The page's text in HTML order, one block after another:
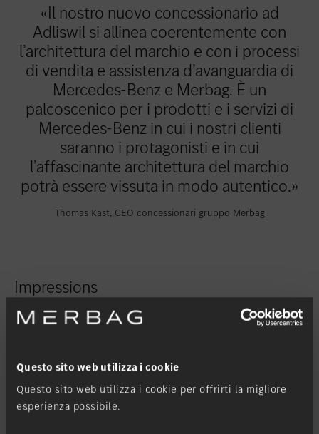
Questo sito web utilizza i cookie
Questo sito web utilizza i cookie per offrirti la migliore
esperienza possibile.
«Il nostro nuovo concessionario ad
Adliswil si allinea coerentemente con
l’architettura del marchio e con i processi
di vendita e assistenza d’avanguardia di
Mercedes-Benz e Merbag. È un
palcoscenico per i prodotti e i servizi di
Mercedes-Benz in cui i nostri clienti
saranno i protagonisti e in cui
l’affascinante architettura del marchio
potrà essere vissuta in modo autentico.»
Thomas Kast, CEO concessionari gruppo Merbag
Impressions